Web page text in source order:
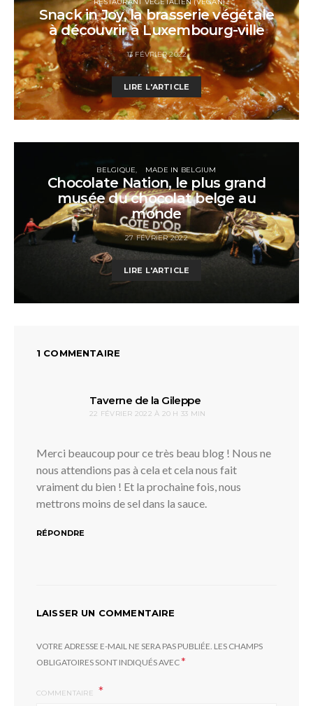
Snack in Joy, la brasserie végétale
à découvrir à Luxembourg-ville
13 FÉVRIER 2022
LIRE L'ARTICLE
BELGIQUE MADE IN BELGIUM
Chocolate Nation, le plus grand
musée du chocolat belge au
monde
27 FÉVRIER 2022
LIRE L'ARTICLE
1 COMMENTAIRE
Taverne de la Gileppe
22 FÉVRIER 2022 À 20 H 33 MIN
Merci beaucoup pour ce très beau blog ! Nous ne
nous attendions pas à cela et cela nous fait
vraiment du bien ! Et la prochaine fois, nous
mettrons moins de sel dans la sauce.
RÉPONDRE
LAISSER UN COMMENTAIRE
VOTRE ADRESSE E-MAIL NE SERA PAS PUBLIÉE. LES CHAMPS
OBLIGATOIRES SONT INDIQUÉS AVEC*
COMMENTAIRE